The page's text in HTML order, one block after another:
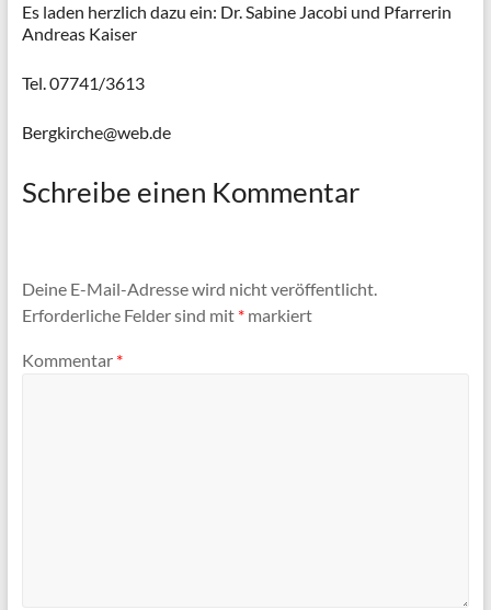
Es laden herzlich dazu ein: Dr. Sabine Jacobi und Pfarrerin
Andreas Kaiser
Tel. 07741/3613
Bergkirche@web.de
Schreibe einen Kommentar
Deine E-Mail-Adresse wird nicht veröffentlicht.
Erforderliche Felder sind mit *markiert
Kommentar *